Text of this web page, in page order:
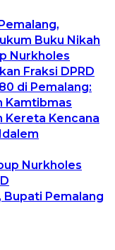
Buku Nikah
Nurkholes
Fraksi DPRD
di Pemalang:
Kamtibmas
Kereta Kencana
Nurkholes
Bupati Pemalang